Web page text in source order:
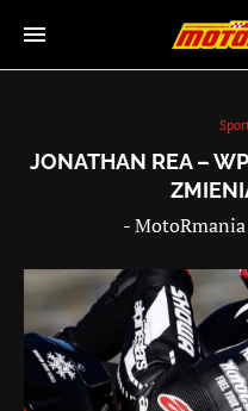
JONATHAN REA –
-MotoRmania